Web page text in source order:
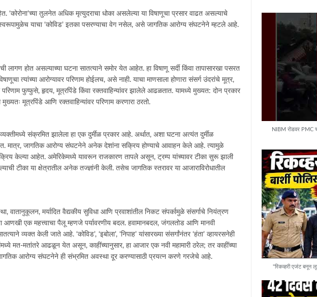
‘कोरोना’च्या तुलनेत अधिक मृत्युदराचा धोका असलेल्या या विषाणूचा प्रसार वाढत असल्याचे
स्वरूपामुळेच याचा ‘कोविड’ इतका पसरण्याचा वेग नसेल, असे जागतिक आरोग्य संघटनेने म्हटले आहे.
होत असल्याच्या घटना सातत्याने समोर येत आहेत. हा विषाणू सर्दी किंवा तापासारखा पसरत
त्यांच्या आरोग्यावर परिणाम होईलच, असे नाही. याचा माणसाला होणारा संसर्ग उंदरांचे मूत्र,
परिणाम फुप्फुसे, हृदय, मूत्रपिंडे किंवा रक्तवाहिन्यांवर झालेले आढळतात. यामध्ये मुख्यत: दोन प्रकार
मूत्रपिंडे आणि रक्तवाहिन्यांवर परिणाम करणारा ठरतो.
संक्रमित झालेला हा एक दुर्मीळ प्रकार आहे. अर्थात, अशा घटना अत्यंत दुर्मीळ
मात्र, जागतिक आरोग्य संघटनेने अनेक देशांना सक्रिय होण्याचे आवाहन केले आहे. त्यामुळे
केल्या आहेत. अमेरिकेमध्ये यावरून राजकारण तापले असून, ट्रम्प यांच्यावर टीका सुरू झाली
टीका या क्षेत्रातील अनेक तज्ज्ञांनी केली. तसेच जागतिक स्तरावर या आजाराविरोधातील
वातानुकूलन, मर्यादित वैद्यकीय सुविधा आणि प्रवाशांतील निकट संपर्कामुळे संसर्गाचे नियंत्रण
आणखी एक महत्त्वाचा पैलू म्हणजे पर्यावरणीय बदल. हवामानबदल, जंगलतोड आणि मानवी
व्यक्त केली जाते आहे. ‘कोविड’, ‘इबोला’, ‘निपाह’ यांसारख्या संसर्गांनंतर ‘हंता’ व्हायरसनेही
मत-मतांतरे आढळून येत असून, काहींच्यानुसार, हा आजार एक नवी महामारी ठरेल; तर काहींच्या
आरोग्य संघटनेने ही संभ्रमित अवस्था दूर करण्यासाठी प्रयत्न करणे गरजेचे आहे.
NIBM रोडवर PMC
"रिकव्हरी एजंट बनून